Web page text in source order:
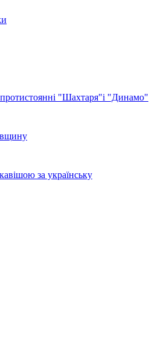
протистоянні "Шахтаря"і "Динамо"
за українську